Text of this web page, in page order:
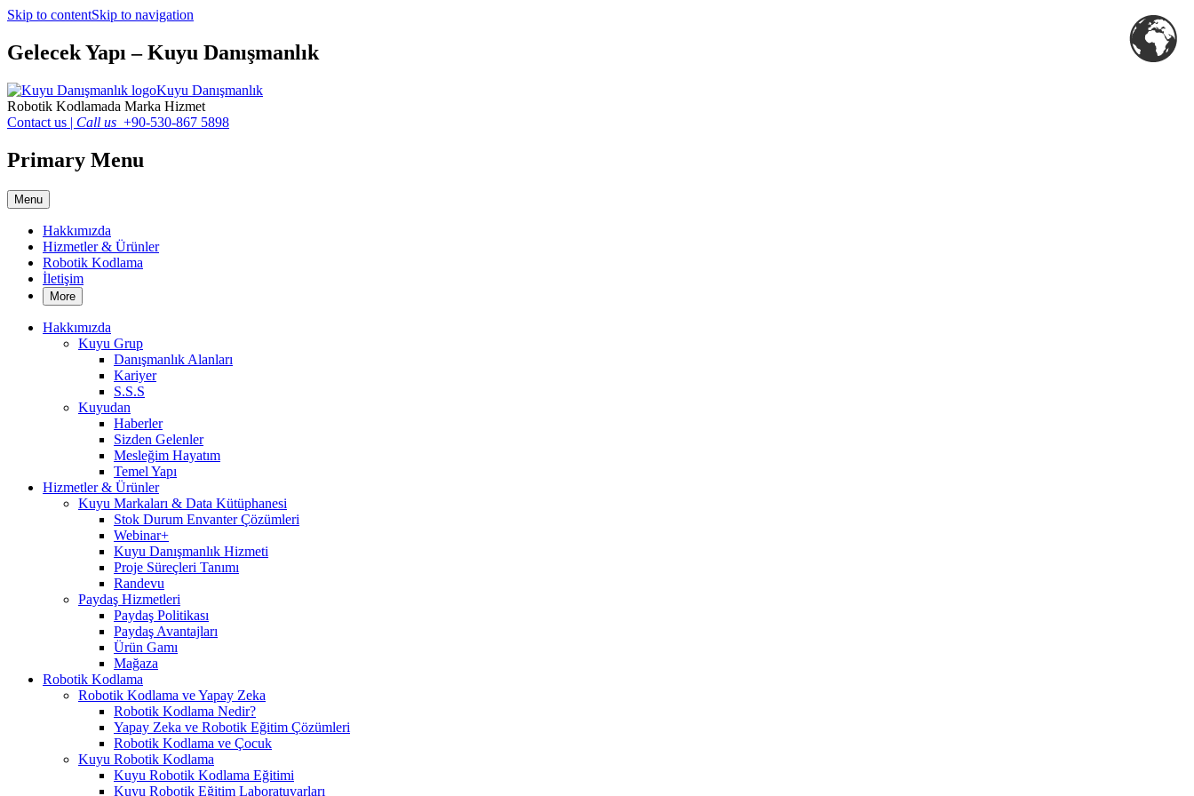
Skip to contentSkip to navigation
Gelecek Yapı – Kuyu Danışmanlık
Kuyu Danışmanlık
Robotik Kodlamada Marka Hizmet
Contact us | Call us +90-530-867 5898
Primary Menu
Menu
Hakkımızda
Hizmetler & Ürünler
Robotik Kodlama
İletişim
More
Hakkımızda
Kuyu Grup
Danışmanlık Alanları
Kariyer
S.S.S
Kuyudan
Haberler
Sizden Gelenler
Mesleğim Hayatım
Temel Yapı
Hizmetler & Ürünler
Kuyu Markaları & Data Kütüphanesi
Stok Durum Envanter Çözümleri
Webinar+
Kuyu Danışmanlık Hizmeti
Proje Süreçleri Tanımı
Randevu
Paydaş Hizmetleri
Paydaş Politikası
Paydaş Avantajları
Ürün Gamı
Mağaza
Robotik Kodlama
Robotik Kodlama ve Yapay Zeka
Robotik Kodlama Nedir?
Yapay Zeka ve Robotik Eğitim Çözümleri
Robotik Kodlama ve Çocuk
Kuyu Robotik Kodlama
Kuyu Robotik Kodlama Eğitimi
Kuyu Robotik Eğitim Laboratuvarları